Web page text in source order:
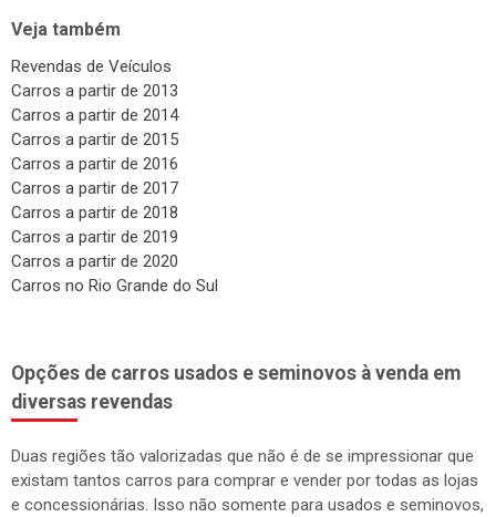
Veja também
Revendas de Veículos
Carros a partir de 2013
Carros a partir de 2014
Carros a partir de 2015
Carros a partir de 2016
Carros a partir de 2017
Carros a partir de 2018
Carros a partir de 2019
Carros a partir de 2020
Carros no Rio Grande do Sul
Opções de carros usados e seminovos à venda em
diversas revendas
Duas regiões tão valorizadas que não é de se impressionar que
existam tantos carros para comprar e vender por todas as lojas
e concessionárias. Isso não somente para usados e seminovos,